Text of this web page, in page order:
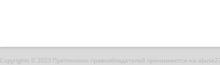
Copyrights © 2023 Претензиии правообладателей принимаются на